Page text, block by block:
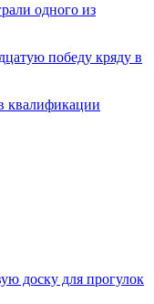
одного из
победу кряду в
квалификации
доску для прогулок